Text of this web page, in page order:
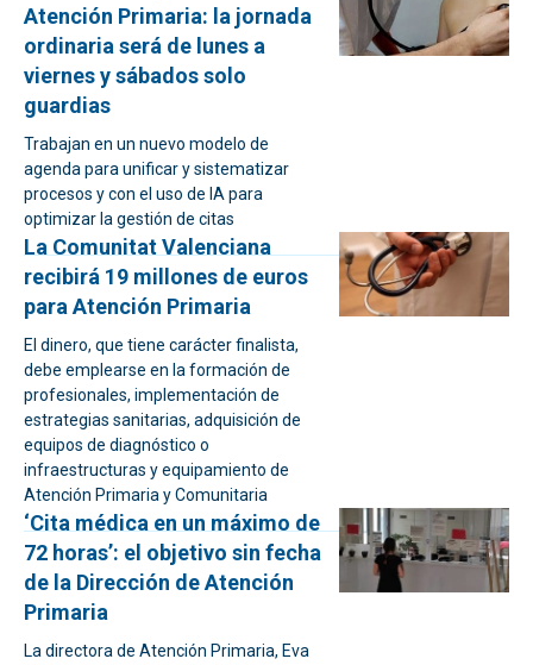
Atención Primaria: la jornada
ordinaria será de lunes a
viernes y sábados solo
guardias
Trabajan en un nuevo modelo de
agenda para unificar y sistematizar
procesos y con el uso de IA para
optimizar la gestión de citas
La Comunitat Valenciana
recibirá 19 millones de euros
para Atención Primaria
El dinero, que tiene carácter finalista,
debe emplearse en la formación de
profesionales, implementación de
estrategias sanitarias, adquisición de
equipos de diagnóstico o
infraestructuras y equipamiento de
Atención Primaria y Comunitaria
‘Cita médica en un máximo de
72 horas’: el objetivo sin fecha
de la Dirección de Atención
Primaria
La directora de Atención Primaria, Eva